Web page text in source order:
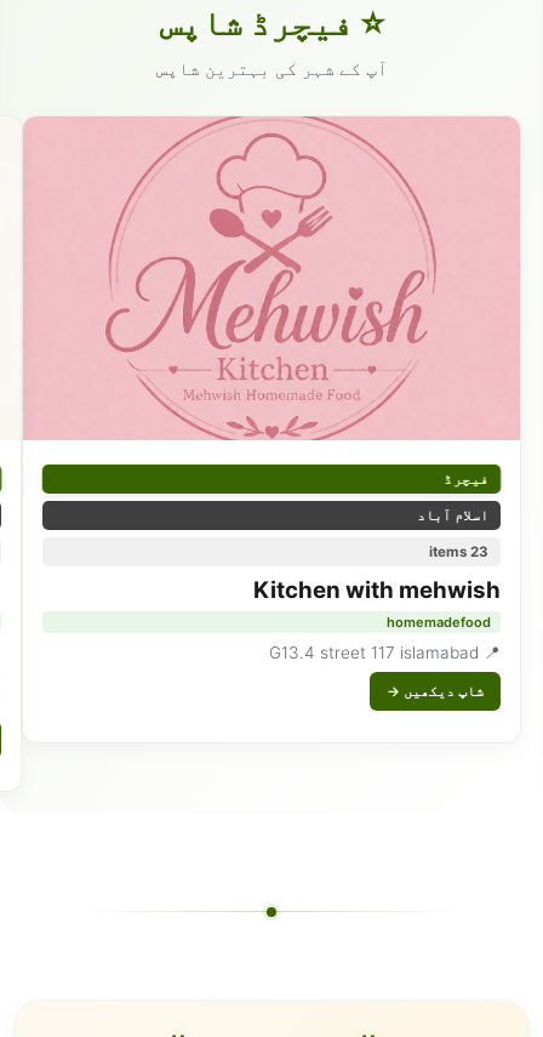
⭐ فیچرڈ شاپس
آپ کے شہر کی بہترین شاپس
فیچرڈ
اسلام آباد
23 items
Kitchen with mehwish
homemadefood
📍 G13.4 street 117 islamabad
شاپ دیکھیں →